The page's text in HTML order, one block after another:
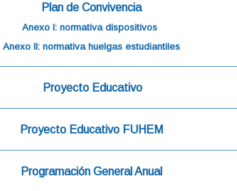
Plan de Convivencia
Anexo I: normativa dispositivos
Anexo II: normativa huelgas estudiantiles
Proyecto Educativo
Proyecto Educativo FUHEM
Programación General Anual